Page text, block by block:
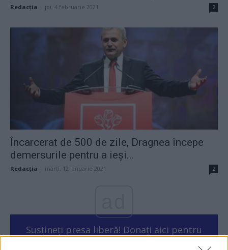
Redacţia joi, 4 februarie 2021 2
Încarcerat de 500 de zile, Dragnea începe
demersurile pentru a ieși...
Redacţia marți, 12 ianuarie 2021 2
Susțineți presa liberă! Donați aici pentru
Ziaristii.com!